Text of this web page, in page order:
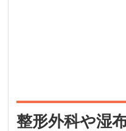
整形外科や湿